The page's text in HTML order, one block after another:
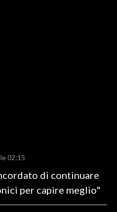
02:15
di continuare
per capire meglio"